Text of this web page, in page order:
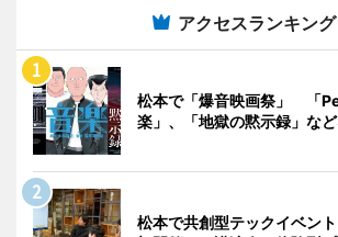
アクセスランキング
松本で「爆音映画祭」 「
楽」、「地獄の黙示録」な
松本で共創型テックイベン